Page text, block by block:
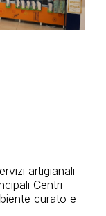
artigianali
Centri
curato e